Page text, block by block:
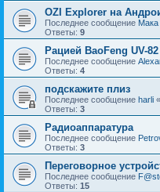
OZI Explorer на
Последнее сообщение Мака
Ответы: 9
Рацией BaoFeng UV-
Последнее сообщение
Ответы: 4
подскажите плиз
Последнее сообщение harli «
Ответы: 3
Радиоаппаратура
Последнее сообщение
Ответы: 3
Переговорное
Последнее сообщение
Ответы: 15